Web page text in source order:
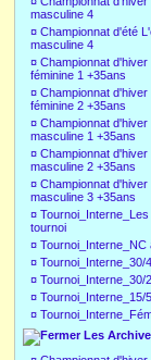
masculine 4
¤ Championnat d'été
masculine 4
¤ Championnat d'hiver
féminine 1 +35ans
¤ Championnat d'hiver
féminine 2 +35ans
¤ Championnat d'hiver
masculine 1 +35ans
¤ Championnat d'hiver
masculine 2 +35ans
¤ Championnat d'hiver
masculine 3 +35ans
¤
tournoi
¤ Tournoi_Interne_NC
¤ Tournoi_Interne_30/
¤ Tournoi_Interne_30/
¤ Tournoi_Interne_15/
¤
Les